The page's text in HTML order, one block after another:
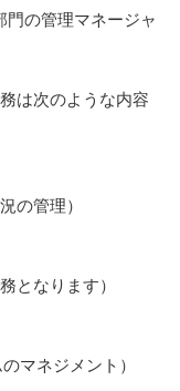
門の管理マネージャ
は次のような内容
の管理）
となります）
マネジメント）